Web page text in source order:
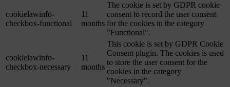
cookielawinfo-
checkbox-functional
11
months
The cookie is set by GDPR cookie
consent to record the user consent
for the cookies in the category
"Functional".
cookielawinfo-
checkbox-necessary
11
months
This cookie is set by GDPR Cookie
Consent plugin. The cookies is used
to store the user consent for the
cookies in the category
"Necessary".